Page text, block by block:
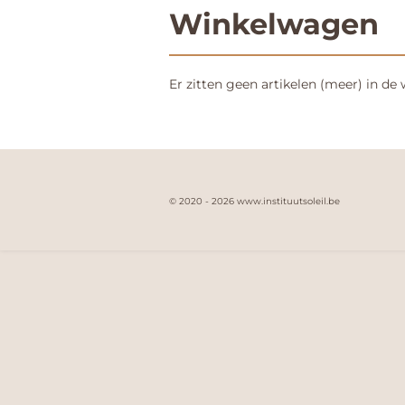
Winkelwagen
Er zitten geen artikelen (meer) in de
© 2020 - 2026 www.instituutsoleil.be